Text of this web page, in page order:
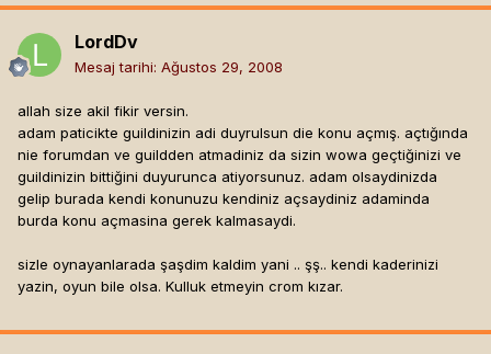
LordDv
Mesaj tarihi: Ağustos 29, 2008
allah size akil fikir versin.
adam paticikte guildinizin adi duyrulsun die konu açmış. açtığında
nie forumdan ve guildden atmadiniz da sizin wowa geçtiğinizi ve
guildinizin bittiğini duyurunca atiyorsunuz. adam olsaydinizda
gelip burada kendi konunuzu kendiniz açsaydiniz adaminda
burda konu açmasina gerek kalmasaydi.
sizle oynayanlarada şaşdim kaldim yani .. şş.. kendi kaderinizi
yazin, oyun bile olsa. Kulluk etmeyin crom kızar.